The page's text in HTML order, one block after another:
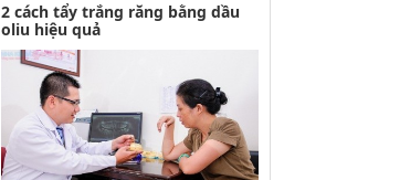
2 cách tẩy trắng răng bằng dầu
oliu hiệu quả